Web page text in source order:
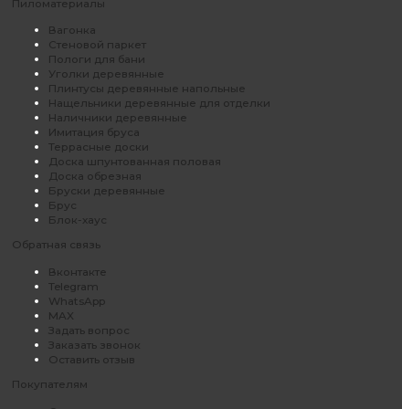
Пиломатериалы
Вагонка
Стеновой паркет
Пологи для бани
Уголки деревянные
Плинтусы деревянные напольные
Нащельники деревянные для отделки
Наличники деревянные
Имитация бруса
Террасные доски
Доска шпунтованная половая
Доска обрезная
Бруски деревянные
Брус
Блок-хаус
Обратная связь
Вконтакте
Telegram
WhatsApp
MAX
Задать вопрос
Заказать звонок
Оставить отзыв
Покупателям